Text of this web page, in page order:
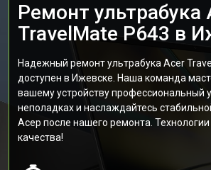
Ремонт ультрабука
TravelMate P643 в
Надежный ремонт ультрабука Acer
доступен в Ижевске. Наша команда
вашему устройству профессиональный
неполадках и наслаждайтесь
Асер после нашего ремонта.
качества!